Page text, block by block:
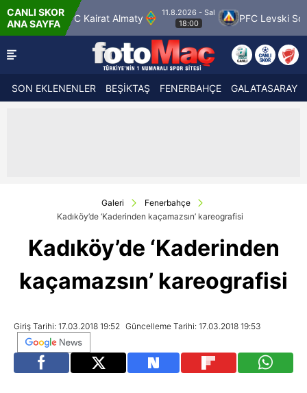
CANLI SKOR
ANA SAYFA
Almaty
11.8.2026 - Sal
18:00
PFC Levski Sofya Sabah
SON EKLENENLER BEŞİKTAŞ FENERBAHÇE GALATASARAY
Galeri
Fenerbahçe
Kadıköy’de ‘Kaderinden kaçamazsın’ kareografisi
Kadıköy’de ‘Kaderinden
kaçamazsın’ kareografisi
Giriş Tarihi: 17.03.2018 19:52 Güncelleme Tarihi: 17.03.2018 19:53